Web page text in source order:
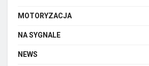
MOTORYZACJA
NA SYGNALE
NEWS